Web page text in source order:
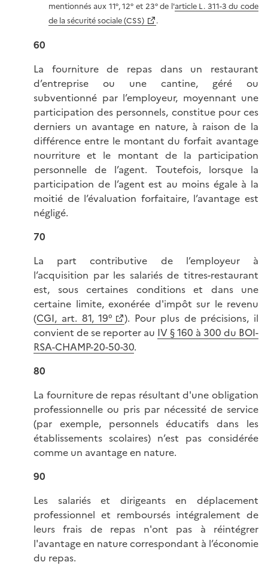
mentionnés aux 11°, 12° et 23° de l'article L. 311-3 du code
de la sécurité sociale (CSS)
.
60
La fourniture de repas dans un restaurant
d’entreprise ou une cantine, géré ou
subventionné par l’employeur, moyennant une
participation des personnels, constitue pour ces
derniers un avantage en nature, à raison de la
différence entre le montant du forfait avantage
nourriture et le montant de la participation
personnelle de l’agent. Toutefois, lorsque la
participation de l’agent est au moins égale à la
moitié de l’évaluation forfaitaire, l’avantage est
négligé.
70
La part contributive de l’employeur à
l’acquisition par les salariés de titres-restaurant
est, sous certaines conditions et dans une
certaine limite, exonérée d'impôt sur le revenu
(CGI, art. 81, 19°
). Pour plus de précisions, il
convient de se reporter au IV § 160 à 300 du BOI-
RSA-CHAMP-20-50-30.
80
La fourniture de repas résultant d'une obligation
professionnelle ou pris par nécessité de service
(par exemple, personnels éducatifs dans les
établissements scolaires) n’est pas considérée
comme un avantage en nature.
90
Les salariés et dirigeants en déplacement
professionnel et remboursés intégralement de
leurs frais de repas n'ont pas à réintégrer
l'avantage en nature correspondant à l’économie
du repas.